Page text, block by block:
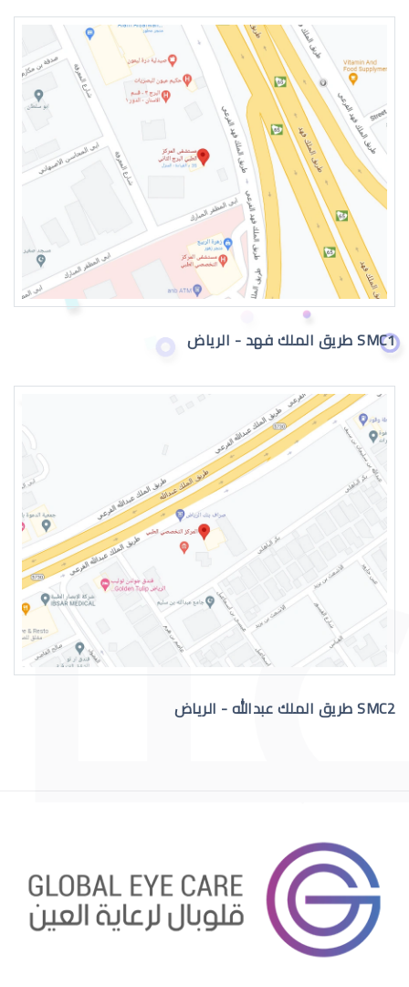
القرنية المخروطية اعراض
القرنية المخروطية 2019
القرنية المخروطية وراثة
القرنية المخروطية والصداع
قرنية الصناعية
SMC1 طريق الملك فهد - الرياض
SMC2 طريق الملك عبدالله - الرياض